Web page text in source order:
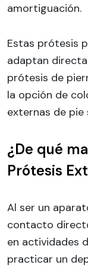
amortiguación.
Estas prótesis
adaptan
prótesis de
la opción de
externas de pie
¿De qué
Prótesis
Al ser un
contacto
en actividades
practicar un